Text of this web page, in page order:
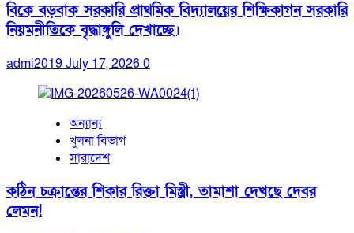
বিকে বড়বাক সরকারি প্রাথমিক বিদ্যালয়ের শিক্ষিকাগন সরকারি
নিয়মনীতিকে বৃদ্ধাঙ্গুলি দেখাচ্ছে।
admi2019July 17, 20260
অন্যান্য
খুলনা বিভাগ
সারাদেশ
কঠিন চক্রান্তের শিকার রিক্তা মিস্ত্রী, তামাশা দেখছে দেবর
লেমন!